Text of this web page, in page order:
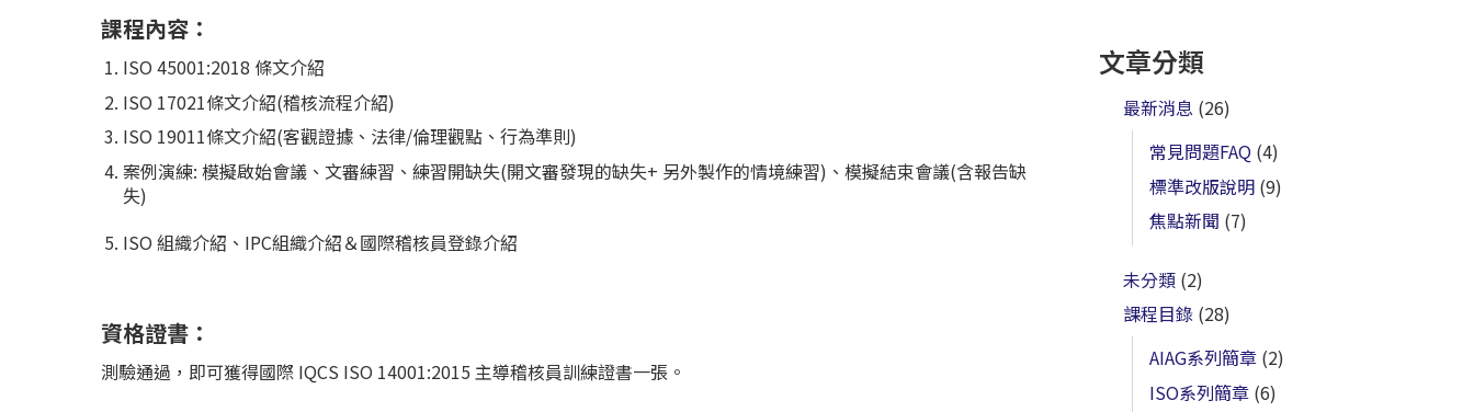
課程內容：
ISO 45001:2018 條文介紹
ISO 17021條文介紹(稽核流程介紹)
ISO 19011條文介紹(客觀證據、法律/倫理觀點、行為準則)
案例演練: 模擬啟始會議、文審練習、練習開缺失(開文審發現的缺失+ 另外製作的情境練習)、模擬結束會議(含報告缺
失)
ISO 組織介紹、IPC組織介紹＆國際稽核員登錄介紹
資格證書：
測驗通過，即可獲得國際 IQCS ISO 14001:2015 主導稽核員訓練證書一張。
文章分類
最新消息 (26)
常見問題FAQ (4)
標準改版說明 (9)
焦點新聞 (7)
未分類 (2)
課程目錄 (28)
AIAG系列簡章 (2)
ISO系列簡章 (6)